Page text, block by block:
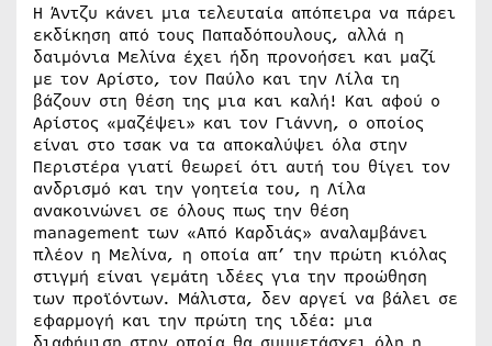
Η Άντζυ κάνει μια τελευταία απόπειρα να πάρει
εκδίκηση από τους Παπαδόπουλους, αλλά η
δαιμόνια Μελίνα έχει ήδη προνοήσει και μαζί
με τον Αρίστο, τον Παύλο και την Λίλα τη
βάζουν στη θέση της μια και καλή! Και αφού ο
Αρίστος «μαζέψει» και τον Γιάννη, ο οποίος
είναι στο τσακ να τα αποκαλύψει όλα στην
Περιστέρα γιατί θεωρεί ότι αυτή του θίγει τον
ανδρισμό και την γοητεία του, η Λίλα
ανακοινώνει σε όλους πως την θέση
management των «Από Καρδιάς» αναλαμβάνει
πλέον η Μελίνα, η οποία απ’ την πρώτη κιόλας
στιγμή είναι γεμάτη ιδέες για την προώθηση
των προϊόντων. Μάλιστα, δεν αργεί να βάλει σε
εφαρμογή και την πρώτη της ιδέα: μια